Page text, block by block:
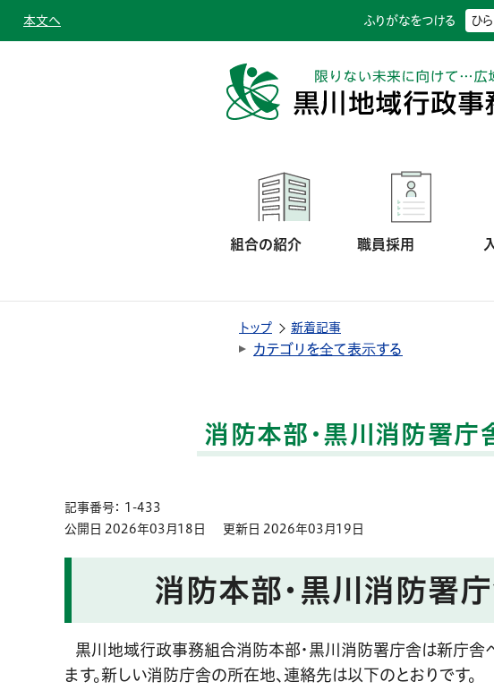
本文へ ふりがなをつける ひ
組合の紹介 職員採用
トップ 新着記事
カテゴリを全て表示する
消防本部・黒川消防署庁
記事番号： 1-433
公開日 2026年03月18日
更新日 2026年03月19日
消防本部・黒川消防署
黒川地域行政事務組合消防本部・黒川消防署庁舎は新庁舎
ます。新しい消防庁舎の所在地、連絡先は以下のとおりです。